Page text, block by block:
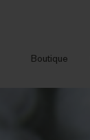
Boutique